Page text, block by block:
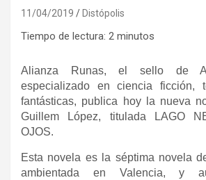
11/04/2019 Distópolis
Tiempo de lectura: 2 minutos
Alianza Runas, el sello de
especializado en ciencia ficción,
fantásticas, publica hoy la nueva
Guillem López, titulada LAGO
OJOS.
Esta novela es la séptima novela
ambientada en Valencia, y